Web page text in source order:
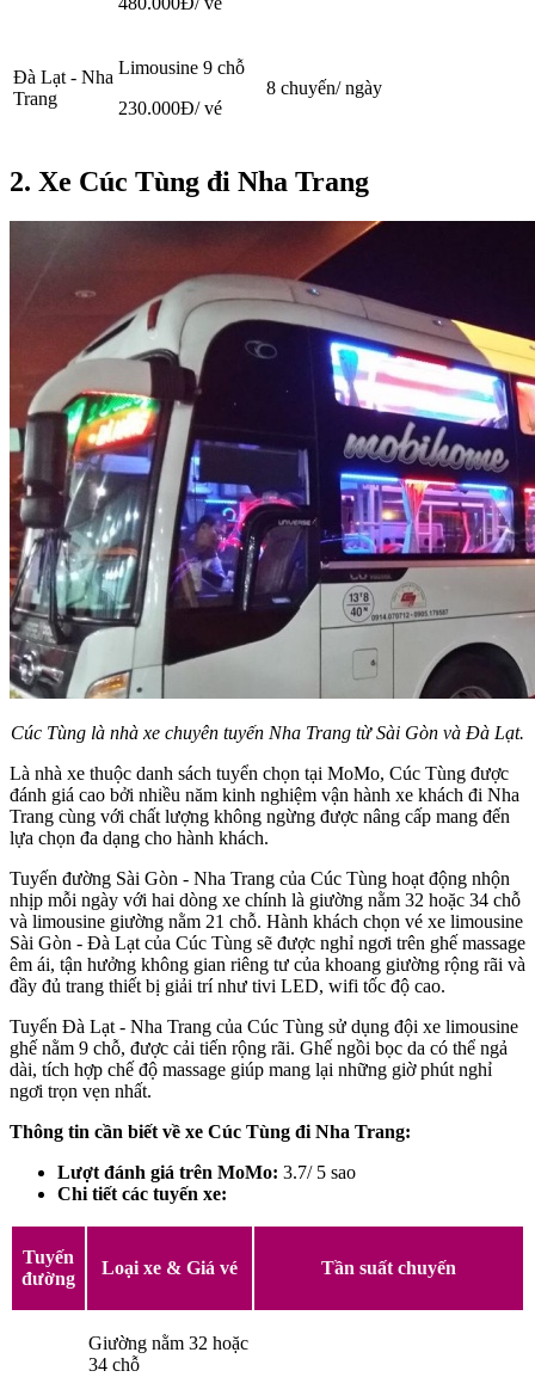
Đà Lạt - Nha
Trang
Limousine 9 chỗ
230.000Đ/ vé
8 chuyến/ ngày
2. Xe Cúc Tùng đi Nha Trang
Cúc Tùng là nhà xe chuyên tuyến Nha Trang từ Sài Gòn và Đà Lạt.
Là nhà xe thuộc danh sách tuyển chọn tại MoMo, Cúc Tùng được
đánh giá cao bởi nhiều năm kinh nghiệm vận hành xe khách đi Nha
Trang cùng với chất lượng không ngừng được nâng cấp mang đến
lựa chọn đa dạng cho hành khách.
Tuyến đường Sài Gòn - Nha Trang của Cúc Tùng hoạt động nhộn
nhịp mỗi ngày với hai dòng xe chính là giường nằm 32 hoặc 34 chỗ
và limousine giường nằm 21 chỗ. Hành khách chọn vé xe limousine
Sài Gòn - Đà Lạt của Cúc Tùng sẽ được nghỉ ngơi trên ghế massage
êm ái, tận hưởng không gian riêng tư của khoang giường rộng rãi và
đầy đủ trang thiết bị giải trí như tivi LED, wifi tốc độ cao.
Tuyến Đà Lạt - Nha Trang của Cúc Tùng sử dụng đội xe limousine
ghế nằm 9 chỗ, được cải tiến rộng rãi. Ghế ngồi bọc da có thể ngả
dài, tích hợp chế độ massage giúp mang lại những giờ phút nghỉ
ngơi trọn vẹn nhất.
Thông tin cần biết về xe Cúc Tùng đi Nha Trang:
Lượt đánh giá trên MoMo: 3.7/ 5 sao
Chi tiết các tuyến xe:
Tuyến
đường
Loại xe & Giá vé Tần suất chuyến
Giường nằm 32 hoặc
34 chỗ